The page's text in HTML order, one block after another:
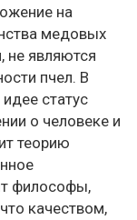
на
медовых
не являются
пчел. В
статус
о человеке и
теорию
философы,
качеством,